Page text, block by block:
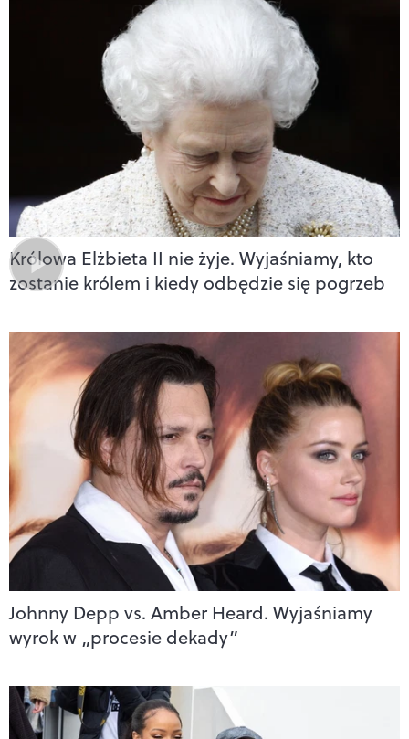
Królowa Elżbieta II nie żyje. Wyjaśniamy, kto
zostanie królem i kiedy odbędzie się pogrzeb
Johnny Depp vs. Amber Heard. Wyjaśniamy
wyrok w „procesie dekady”